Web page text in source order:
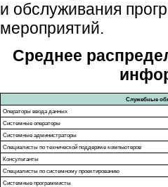
и обслуживания
мероприятий.
Среднее
Служебные
Операторы ввода данных
Системные операторы
Системные администраторы
Специалисты по технической поддержке компьютеров
Консультанты
Специалисты по системному проектированию
Системные программисты